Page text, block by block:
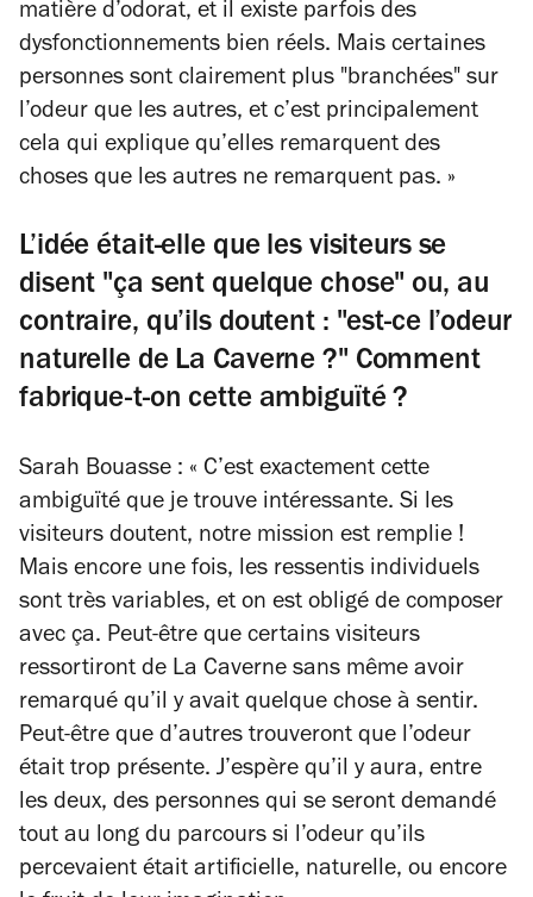
matière d’odorat, et il existe parfois des
dysfonctionnements bien réels. Mais certaines
personnes sont clairement plus "branchées" sur
l’odeur que les autres, et c’est principalement
cela qui explique qu’elles remarquent des
choses que les autres ne remarquent pas. »
L’idée était-elle que les visiteurs se
disent "ça sent quelque chose" ou, au
contraire, qu’ils doutent : "est-ce l’odeur
naturelle de La Caverne ?" Comment
fabrique-t-on cette ambiguïté ?
Sarah Bouasse : « C’est exactement cette
ambiguïté que je trouve intéressante. Si les
visiteurs doutent, notre mission est remplie !
Mais encore une fois, les ressentis individuels
sont très variables, et on est obligé de composer
avec ça. Peut-être que certains visiteurs
ressortiront de La Caverne sans même avoir
remarqué qu’il y avait quelque chose à sentir.
Peut-être que d’autres trouveront que l’odeur
était trop présente. J’espère qu’il y aura, entre
les deux, des personnes qui se seront demandé
tout au long du parcours si l’odeur qu’ils
percevaient était artificielle, naturelle, ou encore